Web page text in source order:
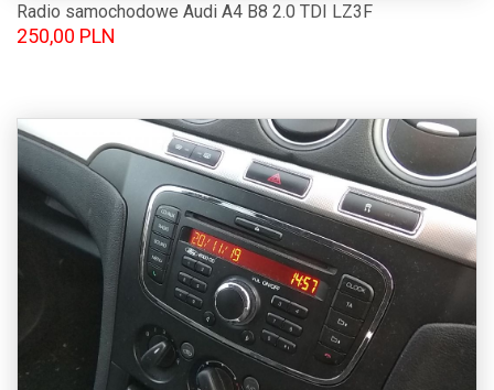
Radio samochodowe Audi A4 B8 2.0 TDI LZ3F
250,00 PLN